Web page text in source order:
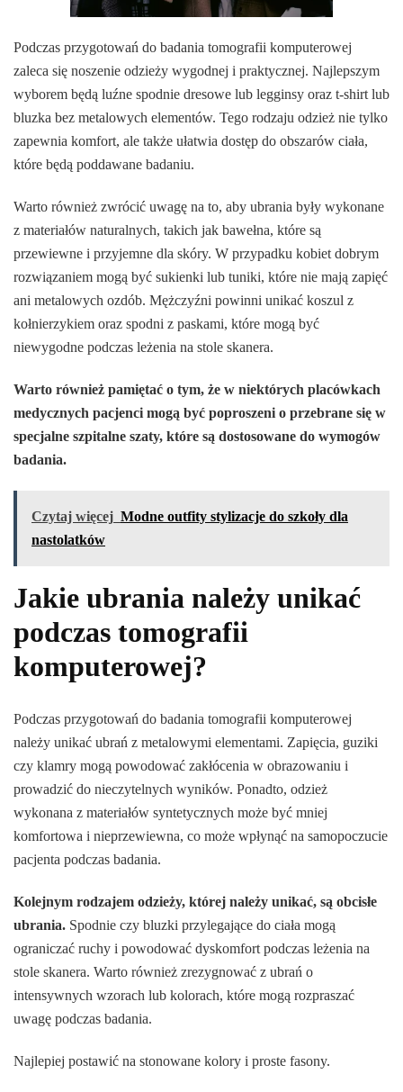
Podczas przygotowań do badania tomografii komputerowej
zaleca się noszenie odzieży wygodnej i praktycznej. Najlepszym
wyborem będą luźne spodnie dresowe lub legginsy oraz t-shirt lub
bluzka bez metalowych elementów. Tego rodzaju odzież nie tylko
zapewnia komfort, ale także ułatwia dostęp do obszarów ciała,
które będą poddawane badaniu.
Warto również zwrócić uwagę na to, aby ubrania były wykonane
z materiałów naturalnych, takich jak bawełna, które są
przewiewne i przyjemne dla skóry. W przypadku kobiet dobrym
rozwiązaniem mogą być sukienki lub tuniki, które nie mają zapięć
ani metalowych ozdób. Mężczyźni powinni unikać koszul z
kołnierzykiem oraz spodni z paskami, które mogą być
niewygodne podczas leżenia na stole skanera.
Warto również pamiętać o tym, że w niektórych placówkach
medycznych pacjenci mogą być poproszeni o przebrane się w
specjalne szpitalne szaty, które są dostosowane do wymogów
badania.
Czytaj więcej Modne outfity stylizacje do szkoły dla
nastolatków
Jakie ubrania należy unikać
podczas tomografii
komputerowej?
Podczas przygotowań do badania tomografii komputerowej
należy unikać ubrań z metalowymi elementami. Zapięcia, guziki
czy klamry mogą powodować zakłócenia w obrazowaniu i
prowadzić do nieczytelnych wyników. Ponadto, odzież
wykonana z materiałów syntetycznych może być mniej
komfortowa i nieprzewiewna, co może wpłynąć na samopoczucie
pacjenta podczas badania.
Kolejnym rodzajem odzieży, której należy unikać, są obcisłe
ubrania. Spodnie czy bluzki przylegające do ciała mogą
ograniczać ruchy i powodować dyskomfort podczas leżenia na
stole skanera. Warto również zrezygnować z ubrań o
intensywnych wzorach lub kolorach, które mogą rozpraszać
uwagę podczas badania.
Najlepiej postawić na stonowane kolory i proste fasony.